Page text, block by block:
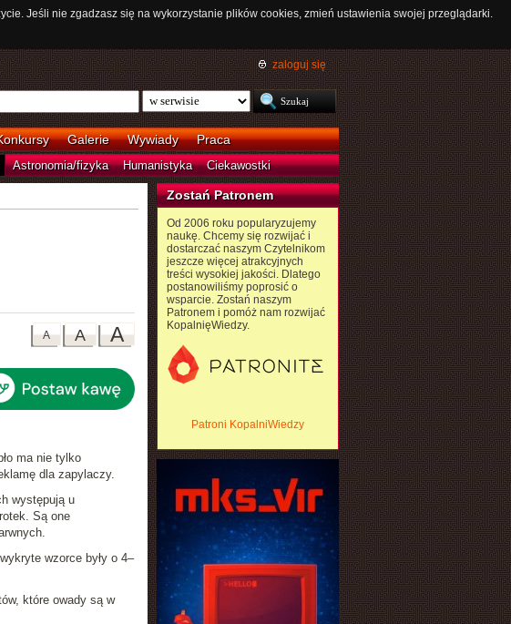
Jeśli nie zgadzasz się na wykorzystanie plików cookies, zmień ustawienia swojej przeglądarki.
zaloguj się
Galerie Wywiady Praca
Astronomia/fizyka Humanistyka Ciekawostki
A
A
A
ma nie tylko
dla zapylaczy.
występują u
Są one
wzorce były o 4–
które owady są w
Zostań Patronem
Od 2006 roku popularyzujemy
naukę. Chcemy się rozwijać i
dostarczać naszym Czytelnikom
jeszcze więcej atrakcyjnych
treści wysokiej jakości. Dlatego
postanowiliśmy poprosić o
wsparcie. Zostań naszym
Patronem i pomóż nam rozwijać
KopalnięWiedzy.
Patroni KopalniWiedzy